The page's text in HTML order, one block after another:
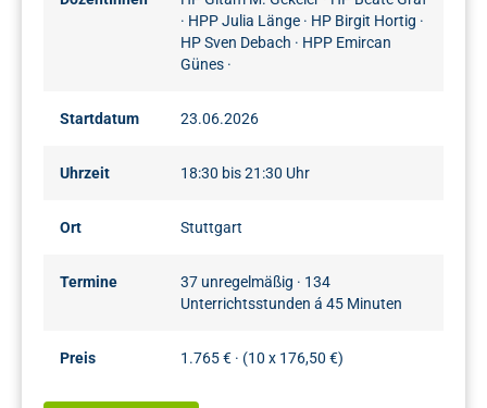
· HPP Julia Länge · HP Birgit Hortig ·
HP Sven Debach · HPP Emircan
Günes ·
Startdatum 23.06.2026
Uhrzeit 18:30 bis 21:30 Uhr
Ort Stuttgart
Termine
37 unregelmäßig · 134
Unterrichtsstunden á 45 Minuten
Preis 1.765 € · (10 x 176,50 €)